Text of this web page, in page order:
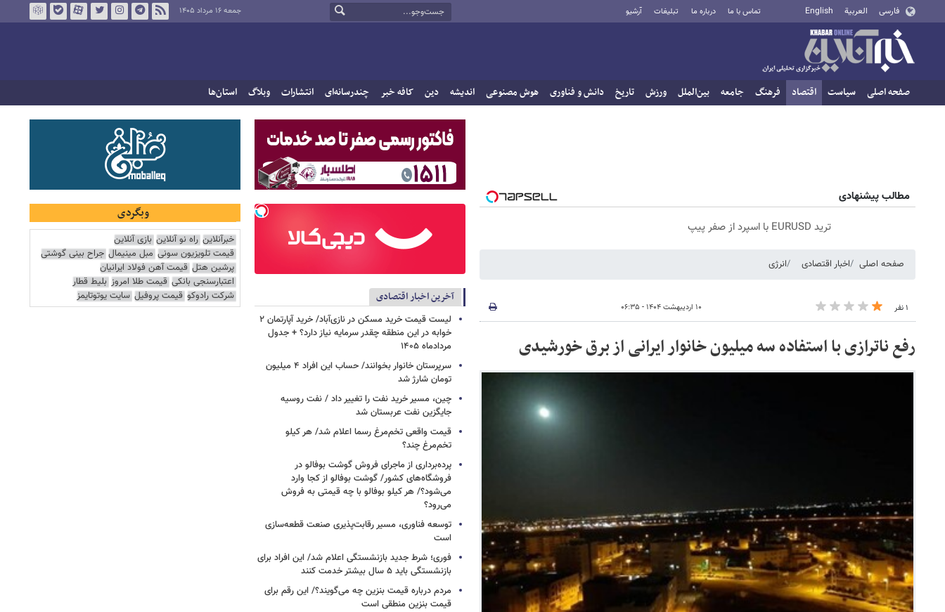
فارسی العربية English تماس با ما درباره ما تبلیغات آرشیو جمعه ۱۶ مرداد ۱۴۰۵
صفحه اصلی سیاست اقتصاد فرهنگ جامعه بین‌الملل ورزش تاریخ دانش و فناوری هوش مصنوعی اندیشه دین کافه خبر چندرسانه‌ای انتشارات وبلاگ استان‌ها
مطالب پیشنهادی
ترید EURUSD با اسپرد از صفر پیپ
صفحه اصلی اخبار اقتصادی انرژی
۱ نفر ۱۰ اردیبهشت ۱۴۰۴ - ۰۶:۳۵
رفع ناترازی با استفاده سه میلیون خانوار ایرانی از برق خورشیدی
آخرین اخبار اقتصادی
لیست قیمت خرید مسکن در نازی‌آباد/ خرید آپارتمان ۲
خوابه در این منطقه چقدر سرمایه نیاز دارد؟ + جدول
مردادماه ۱۴۰۵
سرپرستان خانوار بخوانند/ حساب این افراد ۴ میلیون
تومان شارژ شد
چین، مسیر خرید نفت را تغییر داد / نفت روسیه
جایگزین نفت عربستان شد
قیمت واقعی تخم‌مرغ رسما اعلام شد/ هر کیلو
تخم‌مرغ چند؟
پرده‌برداری از ماجرای فروش گوشت بوفالو در
فروشگاه‌های کشور/ گوشت بوفالو از کجا وارد
می‌شود؟/ هر کیلو بوفالو با چه قیمتی به فروش
می‌رود؟
توسعه فناوری، مسیر رقابت‌پذیری صنعت قطعه‌سازی
است
فوری؛ شرط جدید بازنشستگی اعلام شد/ این افراد برای
بازنشستگی باید ۵ سال بیشتر خدمت کنند
مردم درباره قیمت بنزین چه می‌گویند؟/ این رقم برای
قیمت بنزین منطقی است
وبگردی
خبرآنلاین راه نو آنلاین بازی آنلاین
قیمت تلویزیون سونی مبل مینیمال جراح بینی گوشتی
پرشین هتل قیمت آهن فولاد ایرانیان
اعتبارسنجی بانکی قیمت طلا امروز بلیط قطار
شرکت رادوکو قیمت پروفیل سایت یوتوتایمز